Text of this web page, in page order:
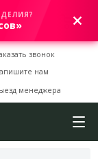
0
звонок
нам
менеджера